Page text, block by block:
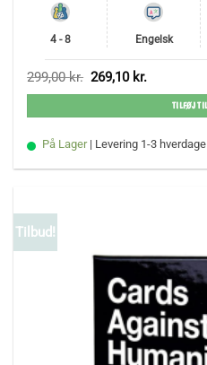
4 - 8 Engelsk
299,00kr. Den
oprindelige
pris
299,00 kr..
269,10 kr.
aktuelle
pris
269,10 kr..
TILFØJ
På Lager | Levering 1-3 hverdage
Tilbud!